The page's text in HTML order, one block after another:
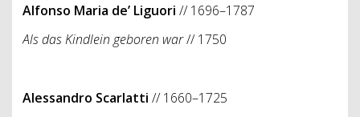
Alfonso Maria de’ Liguori // 1696–1787
Als das Kindlein geboren war// 1750
Alessandro Scarlatti // 1660–1725